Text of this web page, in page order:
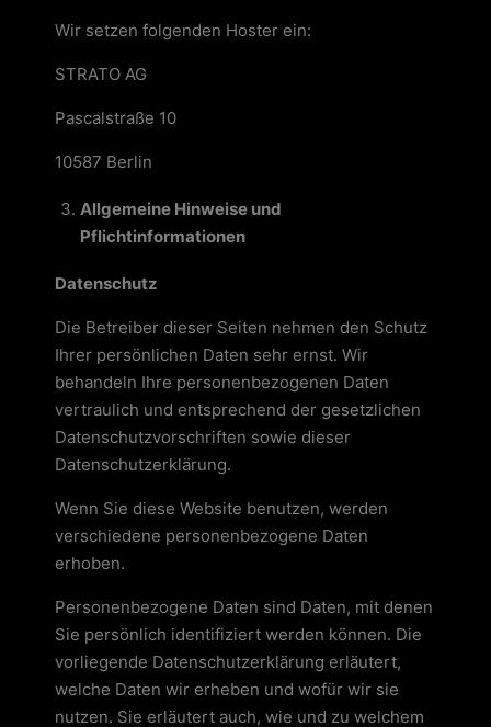
Wir setzen folgenden Hoster ein:
STRATO AG
Pascalstraße 10
10587 Berlin
Allgemeine Hinweise und
Pflichtinformationen
Datenschutz
Die Betreiber dieser Seiten nehmen den Schutz
Ihrer persönlichen Daten sehr ernst. Wir
behandeln Ihre personenbezogenen Daten
vertraulich und entsprechend der gesetzlichen
Datenschutzvorschriften sowie dieser
Datenschutzerklärung.
Wenn Sie diese Website benutzen, werden
verschiedene personenbezogene Daten
erhoben.
Personenbezogene Daten sind Daten, mit denen
Sie persönlich identifiziert werden können. Die
vorliegende Datenschutzerklärung erläutert,
welche Daten wir erheben und wofür wir sie
nutzen. Sie erläutert auch, wie und zu welchem